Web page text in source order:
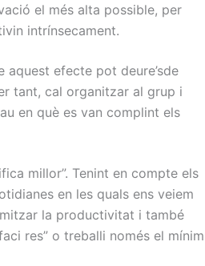
el més alta possible, per
intrínsecament.
efecte pot deure’sde
tant, cal organitzar al grup i
en què es van complint els
millor”. Tenint en compte els
en les quals ens veiem
la productivitat i també
res” o treballi només el mínim